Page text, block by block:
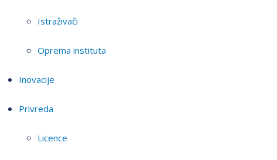
Istraživači
Oprema instituta
Inovacije
Privreda
Licence